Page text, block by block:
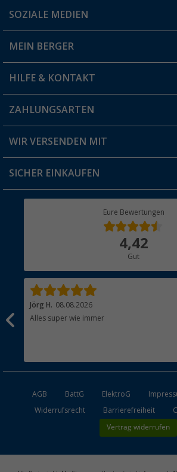
Du hast eine Frage?
Filiale finden
SOZIALE MEDIEN
MEIN BERGER
Vorteilskarte
Blog
Jobs & Karriere
HILFE & KONTAKT
FAQ & Kontakt
Versandinformationen
Rücksendung
ZAHLUNGSARTEN
WIR VERSENDEN MIT
SICHER EINKAUFEN
Eure Bewertungen
4,42
Gut
Jörg H. 08.08.2026
Alles super wie immer
AGB BattG ElektroG
Widerrufsrecht
Barrierefreiheit
Vertrag widerrufen